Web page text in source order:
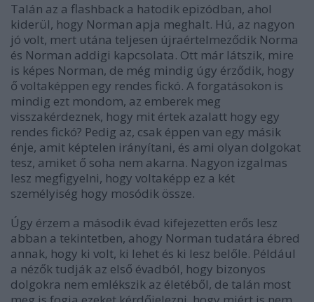
Talán az a flashback a hatodik epizódban, ahol
kiderül, hogy Norman apja meghalt. Hú, az nagyon
jó volt, mert utána teljesen újraértelmeződik Norma
és Norman addigi kapcsolata. Ott már látszik, mire
is képes Norman, de még mindig úgy érződik, hogy
ő voltaképpen egy rendes fickó. A forgatásokon is
mindig ezt mondom, az emberek meg
visszakérdeznek, hogy mit értek azalatt hogy egy
rendes fickó? Pedig az, csak éppen van egy másik
énje, amit képtelen irányítani, és ami olyan dolgokat
tesz, amiket ő soha nem akarna. Nagyon izgalmas
lesz megfigyelni, hogy voltaképp ez a két
személyiség hogy mosódik össze.
Úgy érzem a második évad kifejezetten erős lesz
abban a tekintetben, ahogy Norman tudatára ébred
annak, hogy ki volt, ki lehet és ki lesz belőle. Például
a nézők tudják az első évadból, hogy bizonyos
dolgokra nem emlékszik az életéből, de talán most